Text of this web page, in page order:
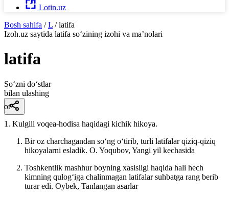
Lotin.uz
Bosh sahifa / L / latifa
Izoh.uz saytida latifa so‘zining izohi va ma’nolari
latifa
So‘zni do‘stlar
bilan ulashing
ot
1. Kulgili voqea-hodisa haqidagi kichik hikoya.
Bir oz charchagandan soʻng oʻtirib, turli latifalar qiziq-qiziq
hikoyalarni esladik. O. Yoqubov, Yangi yil kechasida
Toshkentlik mashhur boyning xasisligi haqida hali hech
kimning qulogʻiga chalinmagan latifalar suhbatga rang berib
turar edi. Oybek, Tanlangan asarlar